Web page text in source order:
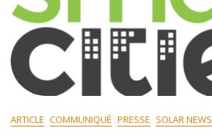
ARTICLE COMMUNIQUÉ PRESSE SOLAR NEWS